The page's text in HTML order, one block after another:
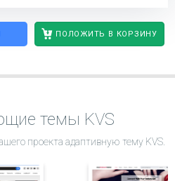
ПОЛОЖИТЬ В КОРЗИНУ
темы KVS
проекта адаптивную тему KVS.